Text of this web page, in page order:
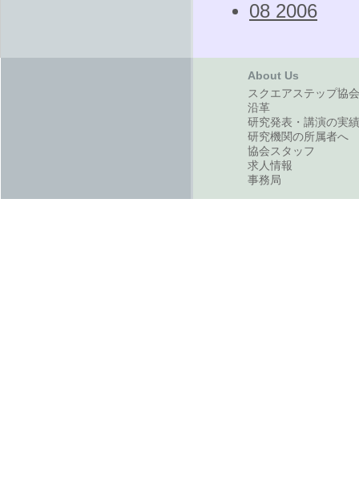
08 2006
About Us
スクエアステップ協
沿革
研究発表・講演の実績
研究機関の所属者へ
協会スタッフ
求人情報
事務局